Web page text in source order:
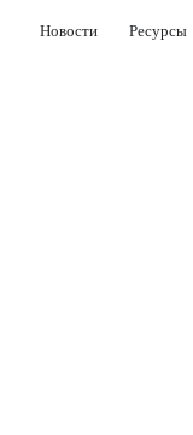
Новости Ресурсы